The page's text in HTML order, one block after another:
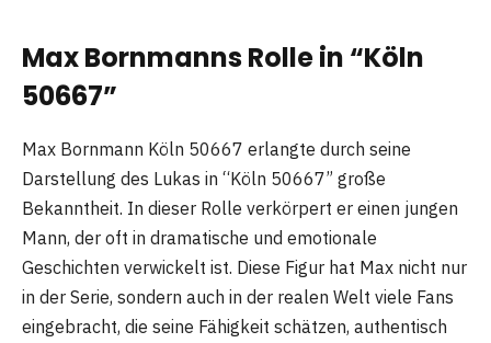
Max Bornmanns Rolle in “Köln
50667”
Max Bornmann Köln 50667 erlangte durch seine
Darstellung des Lukas in “Köln 50667” große
Bekanntheit. In dieser Rolle verkörpert er einen jungen
Mann, der oft in dramatische und emotionale
Geschichten verwickelt ist. Diese Figur hat Max nicht nur
in der Serie, sondern auch in der realen Welt viele Fans
eingebracht, die seine Fähigkeit schätzen, authentisch